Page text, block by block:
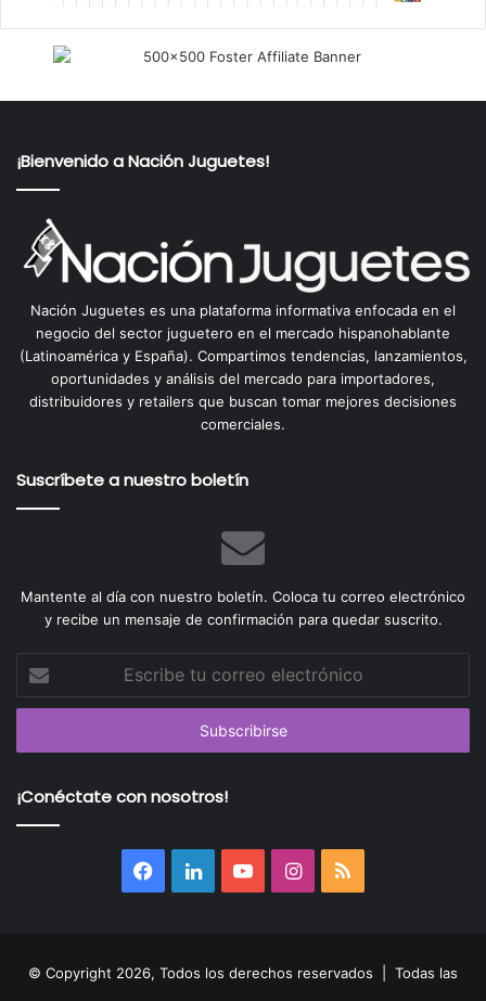
¡Bienvenido a Nación Juguetes!
Nación Juguetes es una plataforma informativa enfocada en el
negocio del sector juguetero en el mercado hispanohablante
(Latinoamérica y España). Compartimos tendencias, lanzamientos,
oportunidades y análisis del mercado para importadores,
distribuidores y retailers que buscan tomar mejores decisiones
comerciales.
Suscríbete a nuestro boletín
Mantente al día con nuestro boletín. Coloca tu correo electrónico
y recibe un mensaje de confirmación para quedar suscrito.
Escribe
tu
correo
¡Conéctate con nosotros!
Facebook
LinkedInYouTubeInstagram
© Copyright 2026, Todos los derechos reservados | Todas las